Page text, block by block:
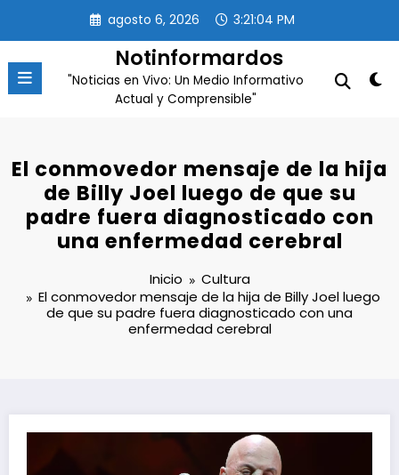
contenido
agosto 6, 2026 3:21:05 PM
Notinformardos
"Noticias en Vivo: Un Medio Informativo
Actual y Comprensible"
El conmovedor mensaje de la hija
de Billy Joel luego de que su
padre fuera diagnosticado con
una enfermedad cerebral
Inicio
Cultura
El conmovedor mensaje de la hija de Billy Joel luego
de que su padre fuera diagnosticado con una
enfermedad cerebral